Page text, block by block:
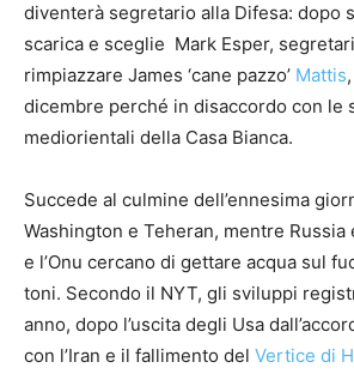
diventerà segretario alla Difesa: dopo
scarica e sceglie Mark Esper,
rimpiazzare James ‘cane pazzo’ Mattis
dicembre perché in disaccordo con le
mediorientali della Casa Bianca.
Succede al culmine dell’ennesima
Washington e Teheran, mentre Russia
e l’Onu cercano di gettare acqua sul
toni. Secondo il NYT, gli sviluppi
anno, dopo l’uscita degli Usa
con l’Iran e il fallimento del Vertice di